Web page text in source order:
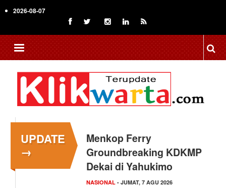
to
content
2026-08-07
UPDATE
→
Menkop Ferry
Groundbreaking KDKMP
Dekai di Yahukimo
NASIONAL - JUMAT, 7 AGU 2026